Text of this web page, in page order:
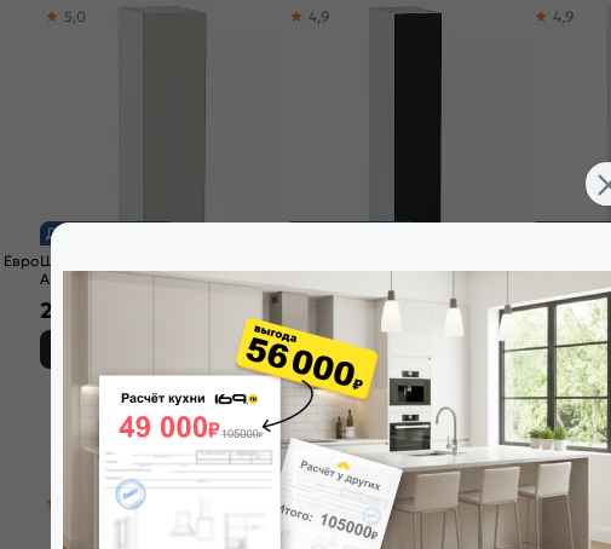
Евро
Доставим завтра
Шкаф верхний бутылочница Евро
Агат / Белый 716*200*318
5,0
2 565
4,9
В корзину
Доставим
Шкаф
Антрацит
4,9
2 940₽
В
4,9